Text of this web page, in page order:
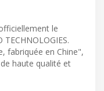
le
fabriquée en Chine",
haute qualité et